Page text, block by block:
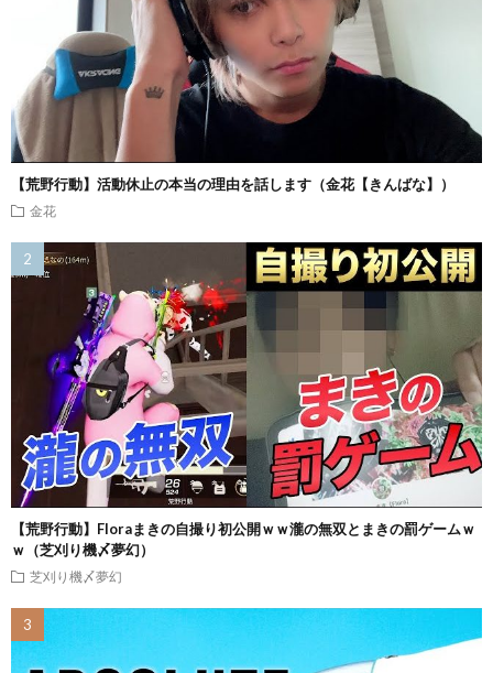
【荒野行動】活動休止の本当の理由を話します（金花【きんばな】）
金花
【荒野行動】Floraまきの自撮り初公開ｗｗ瀧の無双とまきの罰ゲームｗ
ｗ（芝刈り機〆夢幻）
芝刈り機〆夢幻